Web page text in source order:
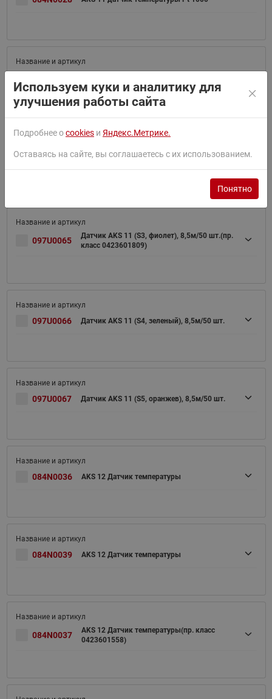
разъем
097U0063 Датчик AKS 11 (S1, синий), 8,5м/50 шт.
097U0065
Датчик AKS 11 (S3, фиолет), 8,5м/50 шт.(пр.
класс 0423601809)
097U0066 Датчик AKS 11 (S4, зеленый), 8,5м/50 шт.
097U0067 Датчик AKS 11 (S5, оранжев), 8,5м/50 шт.
084N0036 AKS 12 Датчик температуры
084N0039 AKS 12 Датчик температуры
084N0037
AKS 12 Датчик температуры(пр. класс
0423601558)
Используем куки и аналитику для
улучшения работы сайта
Подробнее оcookies и Яндекс.Метрике.
Оставаясь на сайте, вы соглашаетесь с их использованием.
Понятно